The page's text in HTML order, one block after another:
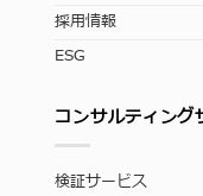
採用情報
ESG
コンサルティング
検証サービス